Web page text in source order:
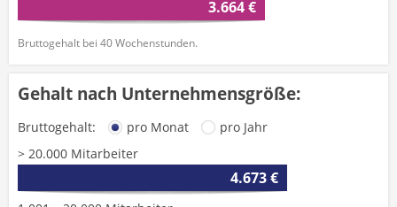
3.664 €
Bruttogehalt bei 40 Wochenstunden.
Gehalt nach Unternehmensgröße:
Bruttogehalt: pro Monat
pro Jahr
> 20.000 Mitarbeiter
4.673 €